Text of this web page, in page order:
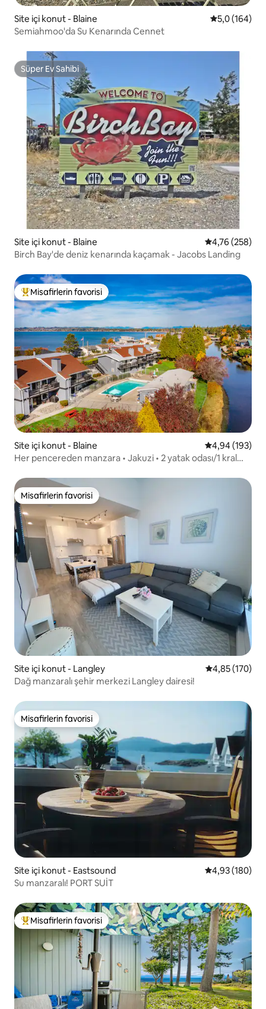
Site içi konut - Blaine 5 üzerinden
5,0 (164)
Semiahmoo'da Su Kenarında Cennet
Süper Ev Sahibi
Süper Ev Sahibi
Site içi konut - Blaine 5 üzerinden
4,76 (258)
Birch Bay'de deniz kenarında kaçamak - Jacobs Landing
Misafirlerin favorilerinden en beğenilenler arasında
Misafirlerin favorisi
Site içi konut - Blaine 5 üzerinden
4,94 (193)
Her pencereden manzara • Jakuzi • 2 yatak odası/1 kral
Misafirlerin favorisi
Misafirlerin favorisi
Site içi konut - Langley 5 üzerinden
4,85 (170)
Dağ manzaralı şehir merkezi Langley dairesi!
Misafirlerin favorisi
Misafirlerin favorisi
Site içi konut - Eastsound 5 üzerinden
4,93 (180)
Su manzaralı! PORT SUİT
Misafirlerin favorilerinden en beğenilenler arasında
Misafirlerin favorisi